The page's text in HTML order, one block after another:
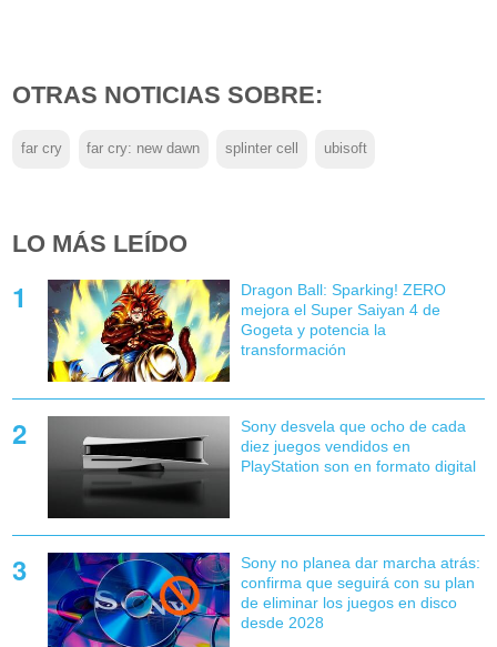
OTRAS NOTICIAS SOBRE:
far cry far cry: new dawn splinter cell ubisoft
LO MÁS LEÍDO
Dragon Ball: Sparking! ZERO
mejora el Super Saiyan 4 de
Gogeta y potencia la
transformación
Sony desvela que ocho de cada
diez juegos vendidos en
PlayStation son en formato digital
Sony no planea dar marcha atrás:
confirma que seguirá con su plan
de eliminar los juegos en disco
desde 2028